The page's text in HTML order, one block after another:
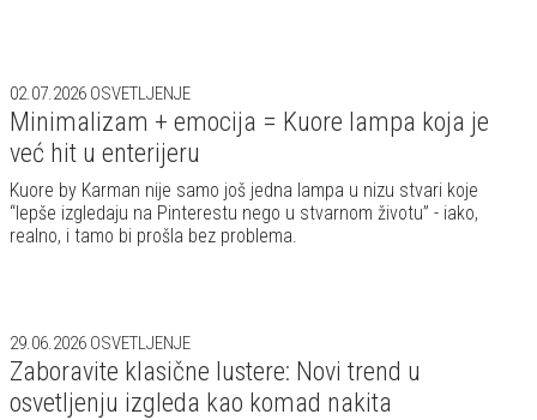
02.07.2026 OSVETLJENJE
Minimalizam + emocija = Kuore lampa koja je
već hit u enterijeru
Kuore by Karman nije samo još jedna lampa u nizu stvari koje
“lepše izgledaju na Pinterestu nego u stvarnom životu” - iako,
realno, i tamo bi prošla bez problema.
29.06.2026 OSVETLJENJE
Zaboravite klasične lustere: Novi trend u
osvetljenju izgleda kao komad nakita